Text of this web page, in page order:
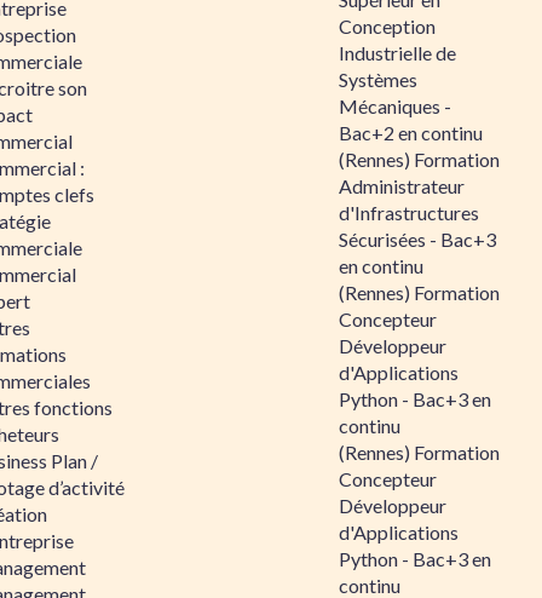
son
:
clefs
fonctions
Plan /
d’activité
Conception
Industrielle de
Systèmes
Mécaniques -
Bac+2 en continu
(Rennes) Formation
Administrateur
d'Infrastructures
Sécurisées - Bac+3
en continu
(Rennes) Formation
Concepteur
Développeur
d'Applications
Python - Bac+3 en
continu
(Rennes) Formation
Concepteur
Développeur
d'Applications
Python - Bac+3 en
continu